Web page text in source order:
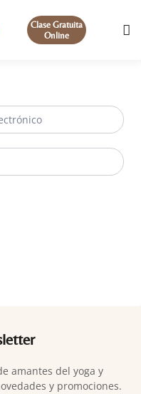
Clase Gratuita
Online
amantes del yoga y
y promociones.